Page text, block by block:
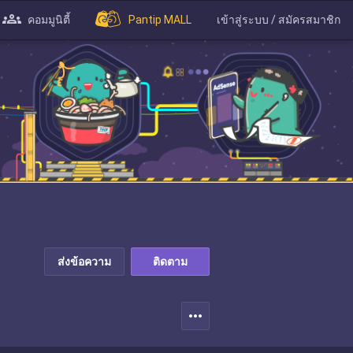
คอมมูนิตี้ Pantip MALL เข้าสู่ระบบ / สมัครสมาชิก
ส่งข้อความ ติดตาม
more_horiz